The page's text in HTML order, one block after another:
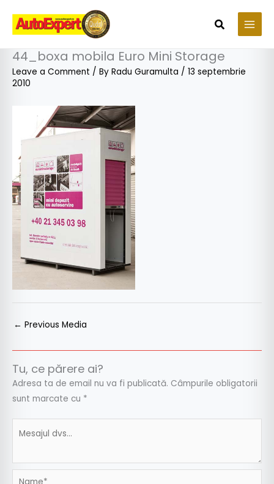
content
Search
44_boxa mobila Euro Mini Storage
Leave a Comment / By Radu Guramulta / 13 septembrie
2010
← Previous Media
Tu, ce părere ai?
Adresa ta de email nu va fi publicată. Câmpurile obligatorii
sunt marcate cu *
Name*